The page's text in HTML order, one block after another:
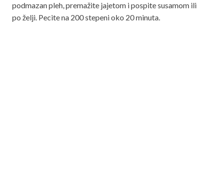
podmazan pleh, premažite jajetom i pospite susamom ili
po želji. Pecite na 200 stepeni oko 20 minuta.